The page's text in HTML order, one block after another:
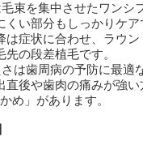
束を集中させたワンシ
くい部分もしっかりケア
は症状に合わせ、ラウン
先の段差植毛です。
は歯周病の予防に最適
直後や歯肉の痛みが強い
め」があります。